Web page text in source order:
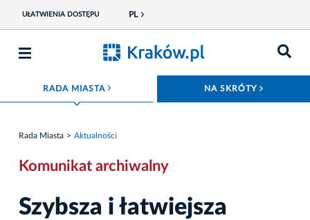
UŁATWIENIA DOSTĘPU PL
RADA MIASTAROZWIŃ MENU NA SKRÓTY
Rada Miasta Aktualności
Komunikat archiwalny
Szybsza i łatwiejsza